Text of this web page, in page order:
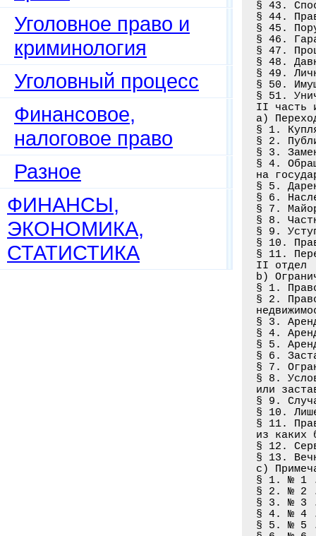
Уголовное право и
криминология
Уголовный процесс
Финансовое,
налоговое право
Разное
ФИНАНСЫ,
ЭКОНОМИКА,
СТАТИСТИКА
§ 43.
§ 44.
§ 45.
§ 46.
§ 47.
§ 48.
§ 49.
§ 50.
§ 51.
II часть
а)
§ 1.
§ 2.
§ 3.
§ 4.
на
§ 5.
§ 6.
§ 7.
§ 8.
§ 9.
§ 10.
§ 11.
II отдел
b)
§ 1.
§ 2.
§ 3.
§ 4.
§ 5.
§ 6.
§ 7.
§ 8.
или
§ 9.
§ 10.
§ 11.
из
§ 12.
§ 13.
с)
§ 1. №
§ 2. №
§ 3. №
§ 4. №
§ 5. №